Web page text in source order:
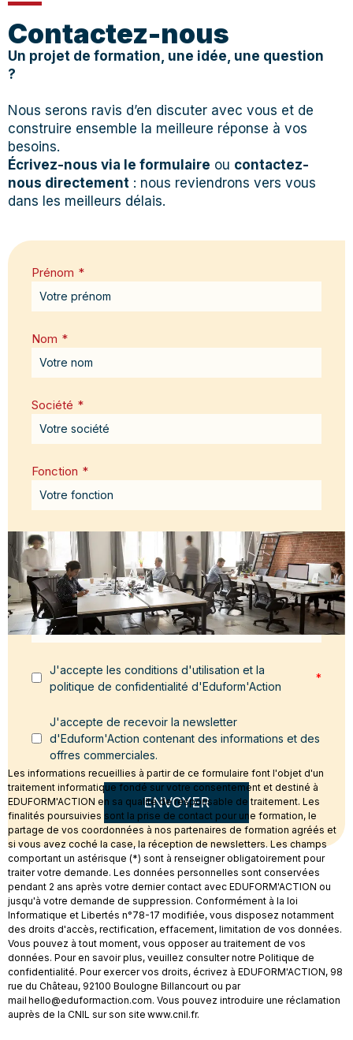
Contactez-nous
Un projet de formation, une idée, une question
?
Nous serons ravis d’en discuter avec vous et de
construire ensemble la meilleure réponse à vos
besoins.
Écrivez-nous via le formulaire ou contactez-
nous directement : nous reviendrons vers vous
dans les meilleurs délais.
Prénom *
Nom *
Société *
Fonction *
Email
Message
J'accepte les conditions d'utilisation et la
politique de confidentialité d'Eduform'Action
*
J'accepte de recevoir la newsletter
d'Eduform'Action contenant des informations et des
offres commerciales.
ENVOYER
Les informations recueillies à partir de ce formulaire font l'objet d'un
traitement informatique fondé sur votre consentement et destiné à
EDUFORM'ACTION en sa qualité de responsable de traitement. Les
finalités poursuivies sont la prise de contact pour une formation, le
partage de vos coordonnées à nos partenaires de formation agréés et
si vous avez coché la case, la réception de newsletters. Les champs
comportant un astérisque (*) sont à renseigner obligatoirement pour
traiter votre demande. Les données personnelles sont conservées
pendant 2 ans après votre dernier contact avec EDUFORM'ACTION ou
jusqu'à votre demande de suppression. Conformément à la loi
Informatique et Libertés n°78-17 modifiée, vous disposez notamment
des droits d'accès, rectification, effacement, limitation de vos données.
Vous pouvez à tout moment, vous opposer au traitement de vos
données. Pour en savoir plus, veuillez consulter notre Politique de
confidentialité. Pour exercer vos droits, écrivez à EDUFORM'ACTION, 98
rue du Château, 92100 Boulogne Billancourt ou par
mail hello@eduformaction.com. Vous pouvez introduire une réclamation
auprès de la CNIL sur son site www.cnil.fr.